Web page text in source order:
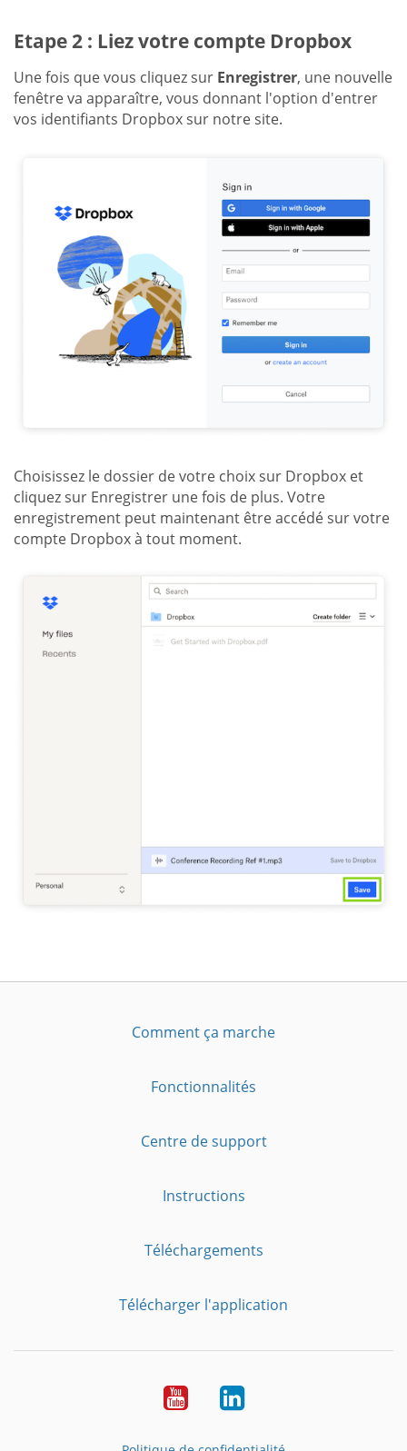
Etape 2 : Liez votre compte Dropbox
Une fois que vous cliquez sur Enregistrer, une nouvelle
fenêtre va apparaître, vous donnant l'option d'entrer
vos identifiants Dropbox sur notre site.
Choisissez le dossier de votre choix sur Dropbox et
cliquez sur Enregistrer une fois de plus. Votre
enregistrement peut maintenant être accédé sur votre
compte Dropbox à tout moment.
Comment ça marche
Fonctionnalités
Centre de support
Instructions
Téléchargements
Télécharger l'application
YouTubeLinkedIn